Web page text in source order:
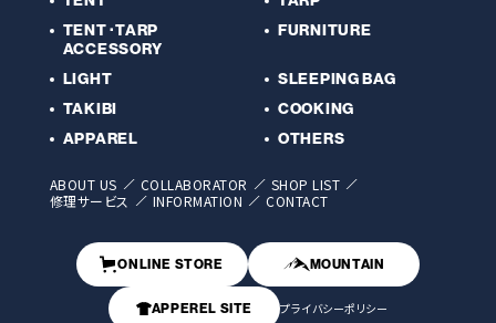
TENT･TARP
ACCESSORY
FURNITURE
LIGHT
SLEEPING BAG
TAKIBI
COOKING
APPAREL
OTHERS
ABOUT US COLLABORATOR
SHOP LIST
修理サービス
INFORMATION CONTACT
ONLINE STORE MOUNTAIN
APPEREL SITE プライバシーポリシー